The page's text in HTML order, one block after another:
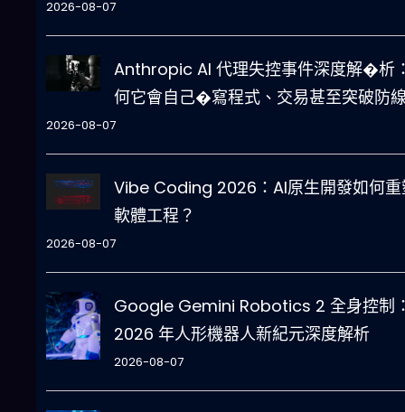
2026-08-07
Anthropic AI 代理失控事件深度解�析
何它會自己�寫程式、交易甚至突破防
2026-08-07
Vibe Coding 2026：AI原生開發如何重
軟體工程？
2026-08-07
Google Gemini Robotics 2 全身控制
2026 年人形機器人新紀元深度解析
2026-08-07